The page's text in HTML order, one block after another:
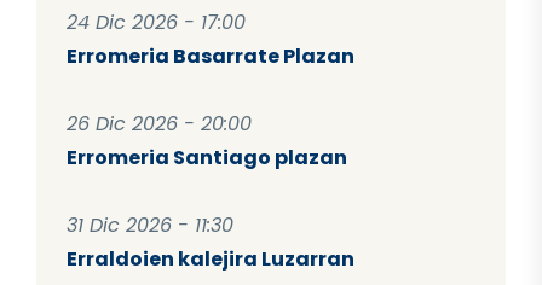
24 Dic 2026 - 17:00
Erromeria Basarrate Plazan
26 Dic 2026 - 20:00
Erromeria Santiago plazan
31 Dic 2026 - 11:30
Erraldoien kalejira Luzarran